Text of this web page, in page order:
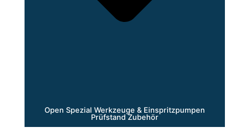
Open Spezial Werkzeuge & Einspritzpumpen
Prüfstand Zubehör